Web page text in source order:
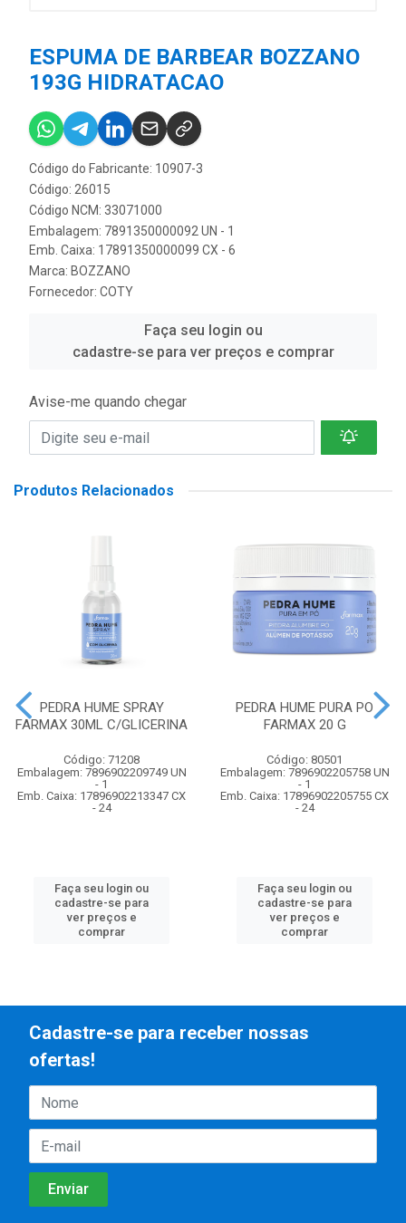
ESPUMA DE BARBEAR BOZZANO
193G HIDRATACAO
Código do Fabricante: 10907-3
Código: 26015
Código NCM: 33071000
Embalagem: 7891350000092 UN - 1
Emb. Caixa: 17891350000099 CX - 6
Marca: BOZZANO
Fornecedor: COTY
Faça seu login ou
cadastre-se para ver preços e comprar
Avise-me quando chegar
Produtos Relacionados
PEDRA HUME SPRAY
FARMAX 30ML C/GLICERINA
Código: 71208
Embalagem: 7896902209749 UN
- 1
Emb. Caixa: 17896902213347 CX
- 24
Faça seu login ou
cadastre-se para
ver preços e
comprar
PEDRA HUME PURA PO
FARMAX 20 G
Código: 80501
Embalagem: 7896902205758 UN
- 1
Emb. Caixa: 17896902205755 CX
- 24
Faça seu login ou
cadastre-se para
ver preços e
comprar
Cadastre-se para receber nossas
ofertas!